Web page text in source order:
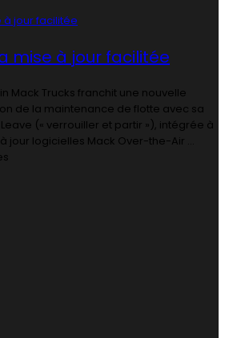
mise à jour facilitée
Mack Trucks franchit une nouvelle
de la maintenance de flotte avec sa
(« verrouiller et partir »), intégrée à
logicielles Mack Over-the-Air ...